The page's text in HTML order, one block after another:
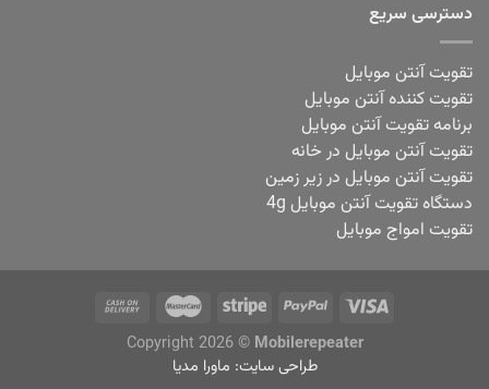
دسترسی سریع
تقویت آنتن موبایل
تقویت کننده آنتن موبایل
برنامه تقویت آنتن موبایل
تقویت آنتن موبایل در خانه
تقویت آنتن موبایل در زیر زمین
دستگاه تقویت آنتن موبایل 4g
تقویت امواج موبایل
Copyright 2026 © Mobilerepeater
طراحی سایت: ماورا مدیا